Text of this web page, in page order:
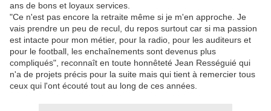
ans de bons et loyaux services.
"Ce n'est pas encore la retraite même si je m'en approche. Je
vais prendre un peu de recul, du repos surtout car si ma passion
est intacte pour mon métier, pour la radio, pour les auditeurs et
pour le football, les enchaînements sont devenus plus
compliqués", reconnaît en toute honnêteté Jean Rességuié qui
n'a de projets précis pour la suite mais qui tient à remercier tous
ceux qui l'ont écouté tout au long de ces années.